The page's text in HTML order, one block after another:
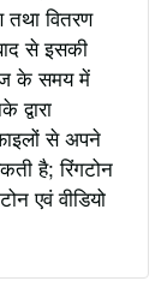
तथा वितरण
से इसकी
के समय में
से अपने
है; रिंगटोन
एवं वीडियो